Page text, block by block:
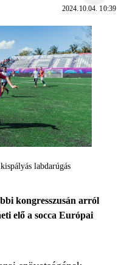
2024.10.04. 10:39
labdarúgás
kongresszusán arról
elő a socca Európai